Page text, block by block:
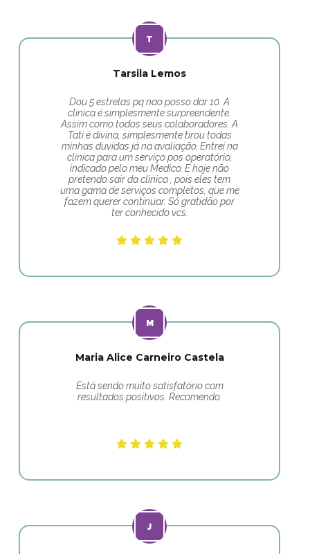
Tarsila Lemos
Dou 5 estrelas pq nao posso dar 10. A
clinica é simplesmente surpreendente.
Assim como todos seus colaboradores. A
Tati é divina, simplesmente tirou todas
minhas duvidas já na avaliação. Entrei na
clínica para um serviço pos operatório,
indicado pelo meu Medico. E hoje não
pretendo sair da clinica , pois eles tem
uma gama de serviços completos, que me
fazem querer continuar. Só gratidão por
ter conhecido vcs.
Maria Alice Carneiro Castela
Está sendo muito satisfatório com
resultados positivos. Recomendo.